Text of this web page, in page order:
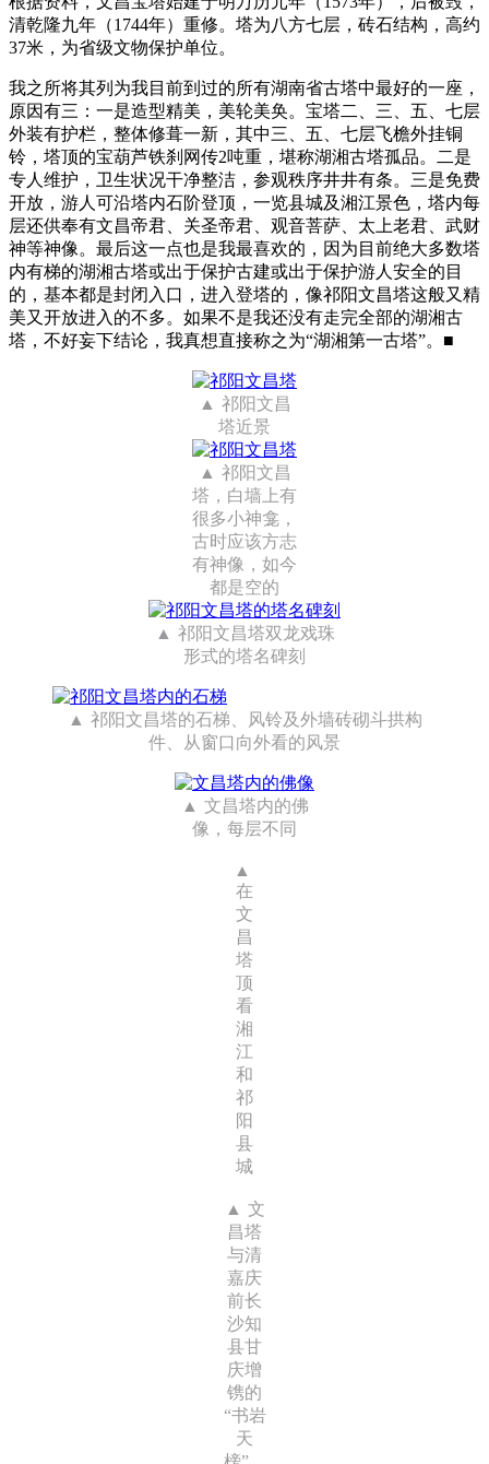
清乾隆九年（1744年）重修。塔为八方七层，砖石结构，高约
37米，为省级文物保护单位。
我之所将其列为我目前到过的所有湖南省古塔中最好的一座，
原因有三：一是造型精美，美轮美奂。宝塔二、三、五、七层
外装有护栏，整体修葺一新，其中三、五、七层飞檐外挂铜
铃，塔顶的宝葫芦铁刹网传2吨重，堪称湖湘古塔孤品。二是
专人维护，卫生状况干净整洁，参观秩序井井有条。三是免费
开放，游人可沿塔内石阶登顶，一览县城及湘江景色，塔内每
层还供奉有文昌帝君、关圣帝君、观音菩萨、太上老君、武财
神等神像。最后这一点也是我最喜欢的，因为目前绝大多数塔
内有梯的湖湘古塔或出于保护古建或出于保护游人安全的目
的，基本都是封闭入口，进入登塔的，像祁阳文昌塔这般又精
美又开放进入的不多。如果不是我还没有走完全部的湖湘古
塔，不好妄下结论，我真想直接称之为“湖湘第一古塔”。■
祁阳文昌
塔近景
祁阳文昌
塔，白墙上有
很多小神龛，
古时应该方志
有神像，如今
都是空的
祁阳文昌塔双龙戏珠
形式的塔名碑刻
祁阳文昌塔的石梯、风铃及外墙砖砌斗拱构
件、从窗口向外看的风景
文昌塔内的佛
像，每层不同
在
文
昌
塔
顶
看
湘
江
和
祁
阳
县
城
文
昌塔
与清
嘉庆
前长
沙知
县甘
庆增
镌的
“书岩
天